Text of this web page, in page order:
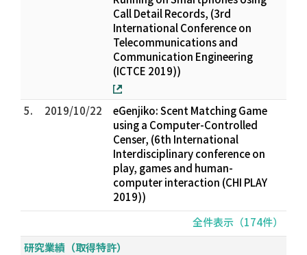
Call Detail Records, (3rd
International Conference on
Telecommunications and
Communication Engineering
(ICTCE 2019))
5. 2019/10/22
eGenjiko: Scent Matching Game
using a Computer-Controlled
Censer, (6th International
Interdisciplinary conference on
play, games and human-
computer interaction (CHI PLAY
2019))
全件表示（174件）
研究業績（取得特許）